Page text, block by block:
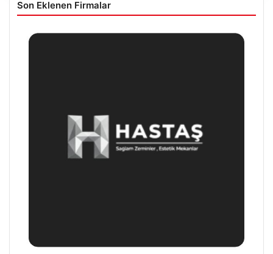
Son Eklenen Firmalar